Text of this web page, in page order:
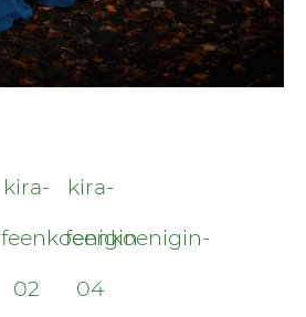
kira-
feenkoenigin-
02
kira-
feenkoenigin-
04